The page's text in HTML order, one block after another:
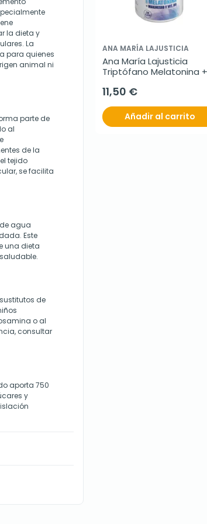
la dieta y
La
para quienes
animal ni
parte de
al
de la
tejido
se facilita
agua
Este
una dieta
de
o al
consultar
aporta 750
y
ANA MARÍA LAJUSTICIA
Ana María Lajusticia
Triptófano Melatonina +
comprimidos.
11,50 €
Añadir al carrito